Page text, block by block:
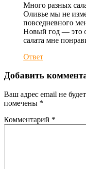
Много разных
Оливье мы не
повседневного
Новый год — это
салата мне
Ответ
Добавить
Ваш адрес email не
помечены *
Комментарий *